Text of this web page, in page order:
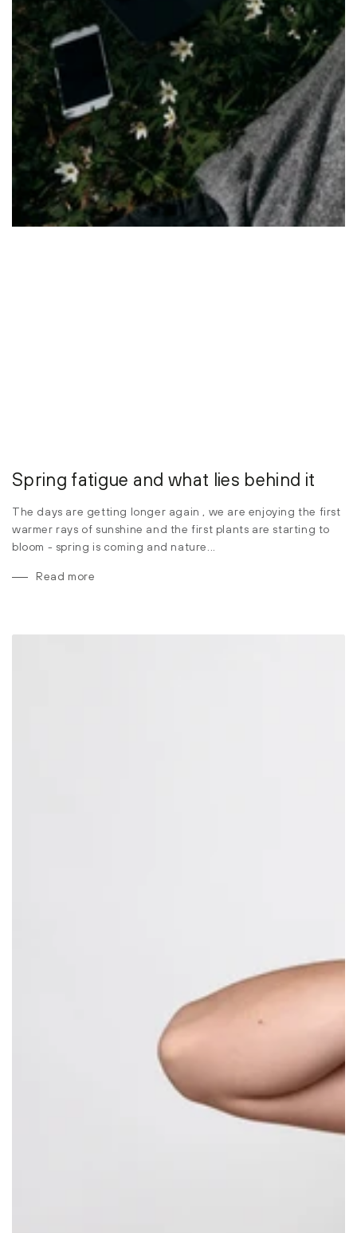
Spring fatigue and what lies behind it
The days are getting longer again , we are enjoying the first
warmer rays of sunshine and the first plants are starting to
bloom - spring is coming and nature...
Read more